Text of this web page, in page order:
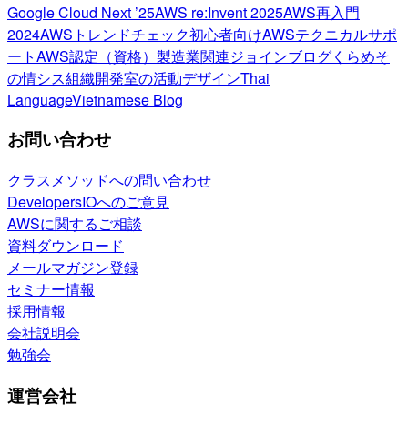
Google Cloud Next ’25AWS re:Invent 2025AWS再入門
2024AWSトレンドチェック初心者向けAWSテクニカルサポ
ートAWS認定（資格） 製造業関連ジョインブログくらめそ
の情シス組織開発室の活動デザインThai
LanguageVietnamese Blog
お問い合わせ
クラスメソッドへの問い合わせ
DevelopersIOへのご意見
AWSに関するご相談
資料ダウンロード
メールマガジン登録
セミナー情報
採用情報
会社説明会
勉強会
運営会社